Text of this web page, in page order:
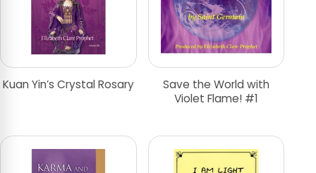
Kuan Yin’s Crystal Rosary
Save the World with
Violet Flame! #1